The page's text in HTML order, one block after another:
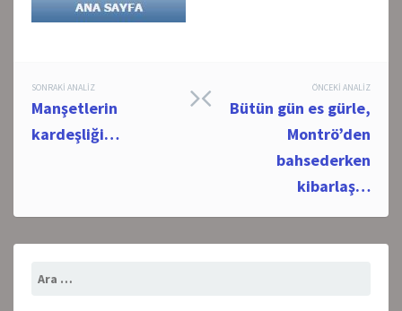
Post
navigation
ÖNCEKI ANALIZ
Bütün gün es gürle,
Montrö’den
bahsederken
kibarlaş…
SONRAKI ANALIZ
Manşetlerin
kardeşliği…